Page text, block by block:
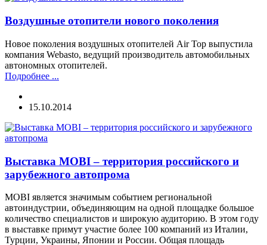
Воздушные отопители нового поколения
Новое поколения воздушных отопителей Air Top выпустила
компания Webasto, ведущий производитель автомобильных
автономных отопителей.
Подробнее ...
15.10.2014
Выставка MOBI – территория российского и
зарубежного автопрома
MOBI является значимым событием региональной
автоиндустрии, объединяющим на одной площадке большое
количество специалистов и широкую аудиторию. В этом году
в выставке примут участие более 100 компаний из Италии,
Турции, Украины, Японии и России. Общая площадь